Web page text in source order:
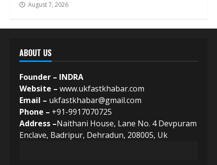
August 7, 2026
ABOUT US
Founder – INDRA
Website – www.ukfastkhabar.com
Email – ukfastkhabar@gmail.com
Phone – +91-9917070725
Address –Naithani House, Lane No. 4 Devpuram
Enclave, Badripur, Dehradun, 208005, Uk